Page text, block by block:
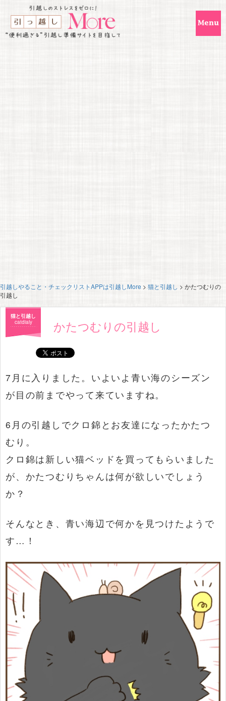
引越しやること・チェックリストAPPは引越しMore > 猫と引越し > かたつむりの
引越し
猫と引越し
catdialy
かたつむりの引越し
7月に入りました。いよいよ青い海のシーズン
が目の前までやって来ていますね。
6月の引越しでクロ錦とお友達になったかたつ
むり。
クロ錦は新しい猫ベッドを買ってもらいました
が、かたつむりちゃんは何が欲しいでしょう
か？
そんなとき、青い海辺で何かを見つけたようで
す…！